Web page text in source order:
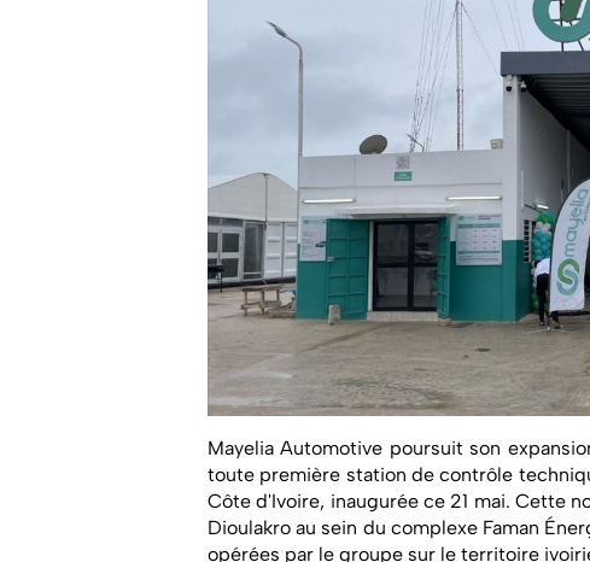
Mayelia Automotive poursuit son
toute première station de contrôle
Côte d'Ivoire, inaugurée ce 21 mai. Cette
Dioulakro au sein du complexe Faman
opérées par le groupe sur le territoire